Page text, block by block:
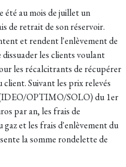
été au mois de juillet un
de retrait de son réservoir.
et rendent l'enlèvement de
les clients voulant
les récalcitrants de récupérer
Suivant les prix relevés
(IDEO/OPTIMO/SOLO) du 1er
par an, les frais de
et les frais d'enlèvement du
la somme rondelette de